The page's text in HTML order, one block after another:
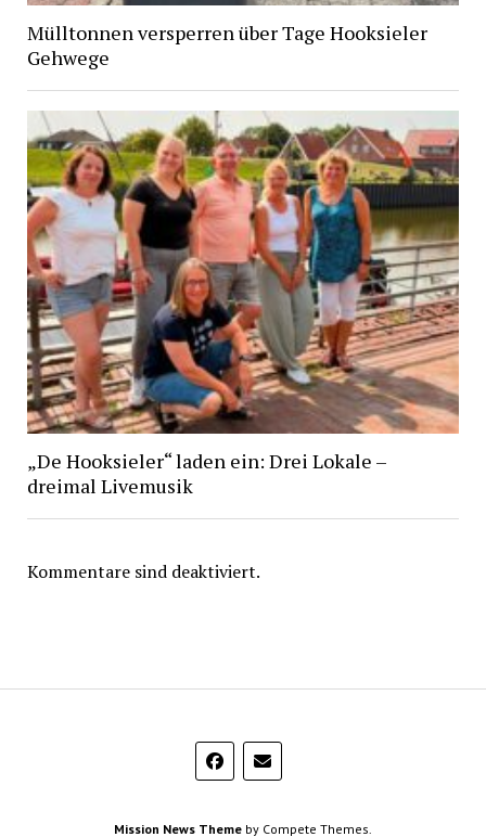
Mülltonnen versperren über Tage Hooksieler
Gehwege
„De Hooksieler“ laden ein: Drei Lokale –
dreimal Livemusik
Kommentare sind deaktiviert.
Mission News Theme by Compete Themes.